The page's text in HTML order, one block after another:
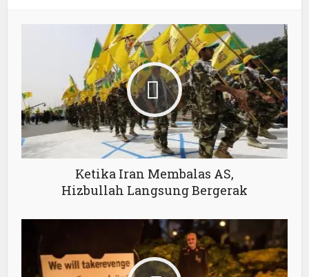
Ketika Iran Membalas AS,
Hizbullah Langsung Bergerak